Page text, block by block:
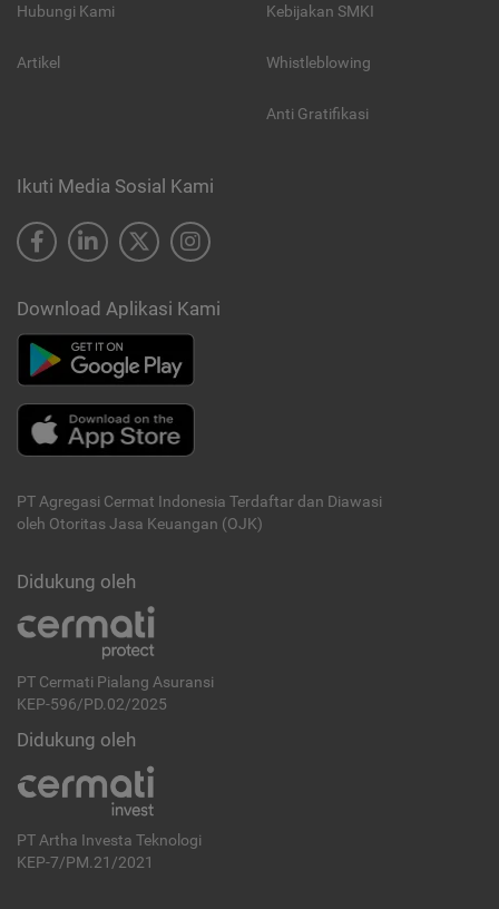
Hubungi Kami
Artikel
Kebijakan SMKI
Whistleblowing
Anti Gratifikasi
Ikuti Media Sosial Kami
Download Aplikasi Kami
PT Agregasi Cermat Indonesia Terdaftar dan Diawasi
oleh Otoritas Jasa Keuangan (OJK)
Didukung oleh
PT Cermati Pialang Asuransi
KEP-596/PD.02/2025
Didukung oleh
PT Artha Investa Teknologi
KEP-7/PM.21/2021